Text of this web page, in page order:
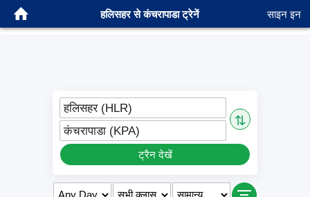
हलिसहर से कंचरापाडा ट्रेनें साइन इन
हलिसहर (HLR)
⇅
कंचरापाडा (KPA)
ट्रैन देखें